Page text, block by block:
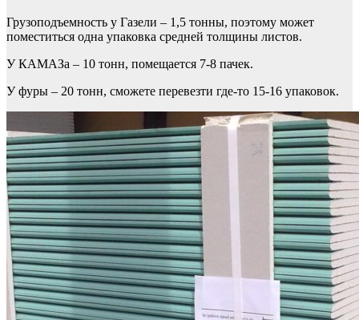
Грузоподъемность у Газели – 1,5 тонны, поэтому может
поместиться одна упаковка средней толщины листов.
У КАМАЗа – 10 тонн, помещается 7-8 пачек.
У фуры – 20 тонн, сможете перевезти где-то 15-16 упаковок.